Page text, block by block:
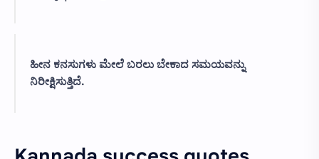
ಹೀನ ಕನಸುಗಳು ಮೇಲೆ ಬರಲು ಬೇಕಾದ ಸಮಯವನ್ನು
ನಿರೀಕ್ಷಿಸುತ್ತಿದೆ.